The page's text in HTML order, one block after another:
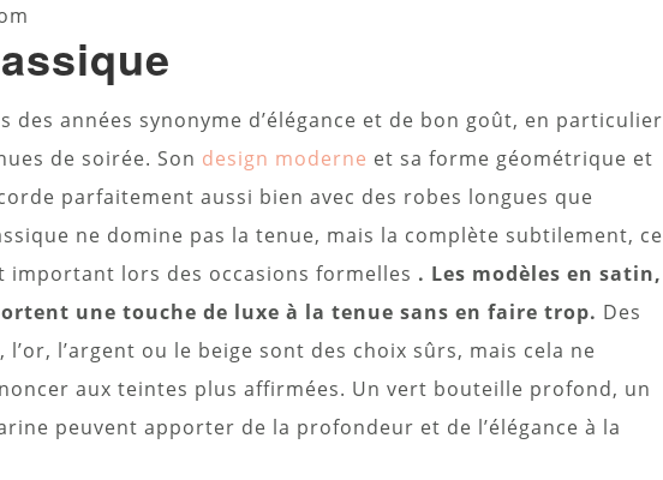
des années synonyme d’élégance et de bon goût, en particulier
de soirée. Son design moderne et sa forme géométrique et
parfaitement aussi bien avec des robes longues que
ne domine pas la tenue, mais la complète subtilement, ce
lors des occasions formelles . Les modèles en satin,
une touche de luxe à la tenue sans en faire trop. Des
l’argent ou le beige sont des choix sûrs, mais cela ne
aux teintes plus affirmées. Un vert bouteille profond, un
peuvent apporter de la profondeur et de l’élégance à la